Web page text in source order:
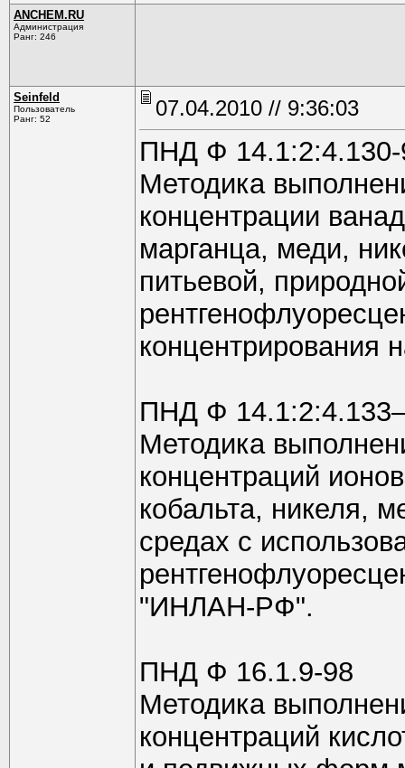
ANCHEM.RU
Администрация
Ранг: 246
Seinfeld
Пользователь
Ранг: 52
07.04.2010 // 9:36:03
ПНД Ф 14.1:2:4.130-
Методика
концентрации
марганца, меди,
питьевой,
ПНД Ф
Методика
концентраций
кобальта, никеля,
средах с
"ИНЛАН-РФ".
ПНД Ф 16.1.9-98
Методика
концентраций